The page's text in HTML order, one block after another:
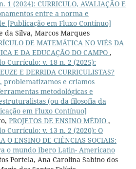
1 (2024): CURRICULO, AVALIAÇÃO E
entre a norma e
[Publicação em Fluxo Contínuo]
da Silva, Marcos Marques
DE MATEMÁTICA NO VIÉS DA
E DA EDUCAÇÃO DO CAMPO ,
Currículo: v. 18 n. 2 (2025):
E DERRIDA CURRICULISTAS?
problematizamos e criamos
metodológicas e
(ou da filosofia da
em Fluxo Contínuo]
PROJETOS DE ENSINO MÉDIO ,
Currículo: v. 13 n. 2 (2020): O
O ENSINO DE CIÊNCIAS SOCIAIS:
o mundo Ibero Latin- Americano
Portela, Ana Carolina Sabino dos